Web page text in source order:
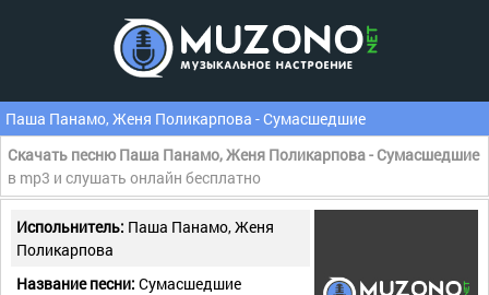
Паша Панамо, Женя Поликарпова - Сумасшедшие
Скачать песню Паша Панамо, Женя Поликарпова - Сумасшедшие
в mp3 и слушать онлайн бесплатно
Испольнитель: Паша Панамо, Женя
Поликарпова
Название песни: Сумасшедшие